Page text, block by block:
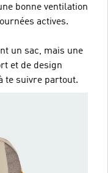
bonne ventilation
actives.
un sac, mais une
et de design
te suivre partout.